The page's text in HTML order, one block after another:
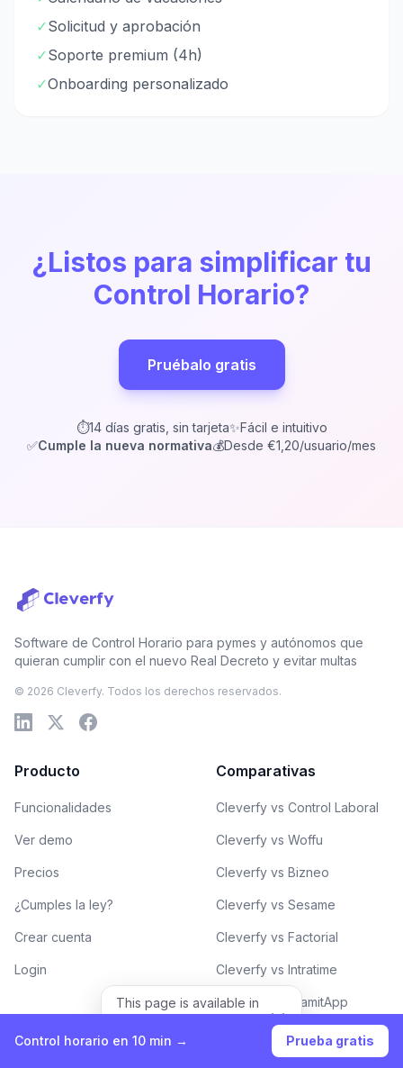
This page is available in
English.
View in English
✓Solicitud y aprobación
✓Soporte premium (4h)
✓Onboarding personalizado
¿Listos para simplificar tu
Control Horario?
Pruébalo gratis
⏱️14 días gratis, sin tarjeta✨Fácil e intuitivo
✅Cumple la nueva normativa💰Desde €1,20/usuario/mes
Software de Control Horario para pymes y autónomos que
quieran cumplir con el nuevo Real Decreto y evitar multas
© 2026 Cleverfy. Todos los derechos reservados.
Producto
Funcionalidades
Ver demo
Precios
¿Cumples la ley?
Crear cuenta
Login
Comparativas
Cleverfy vs Control Laboral
Cleverfy vs Woffu
Cleverfy vs Bizneo
Cleverfy vs Sesame
Cleverfy vs Factorial
Cleverfy vs Intratime
Cleverfy vs TramitApp
Cleverfy vs Kronjop
Control horario en 10 min → Prueba gratis